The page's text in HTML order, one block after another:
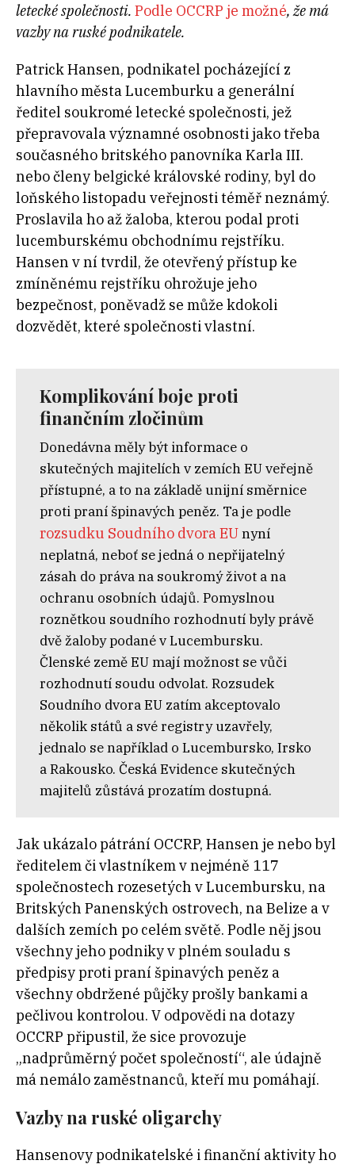
letecké společnosti. Podle OCCRP je možné, že má
vazby na ruské podnikatele.
Patrick Hansen, podnikatel pocházející z
hlavního města Lucemburku a generální
ředitel soukromé letecké společnosti, jež
přepravovala významné osobnosti jako třeba
současného britského panovníka Karla III.
nebo členy belgické královské rodiny, byl do
loňského listopadu veřejnosti téměř neznámý.
Proslavila ho až žaloba, kterou podal proti
lucemburskému obchodnímu rejstříku.
Hansen v ní tvrdil, že otevřený přístup ke
zmíněnému rejstříku ohrožuje jeho
bezpečnost, poněvadž se může kdokoli
dozvědět, které společnosti vlastní.
Komplikování boje proti
finančním zločinům
Donedávna měly být informace o
skutečných majitelích v zemích EU veřejně
přístupné, a to na základě unijní směrnice
proti praní špinavých peněz. Ta je podle
rozsudku Soudního dvora EUnyní
neplatná, neboť se jedná o nepřijatelný
zásah do práva na soukromý život a na
ochranu osobních údajů. Pomyslnou
roznětkou soudního rozhodnutí byly právě
dvě žaloby podané v Lucembursku.
Členské země EU mají možnost se vůči
rozhodnutí soudu odvolat. Rozsudek
Soudního dvora EU zatím akceptovalo
několik států a své registry uzavřely,
jednalo se například o Lucembursko, Irsko
a Rakousko. Česká Evidence skutečných
majitelů zůstává prozatím dostupná.
Jak ukázalo pátrání OCCRP, Hansen je nebo byl
ředitelem či vlastníkem v nejméně 117
společnostech rozesetých v Lucembursku, na
Britských Panenských ostrovech, na Belize a v
dalších zemích po celém světě. Podle něj jsou
všechny jeho podniky v plném souladu s
předpisy proti praní špinavých peněz a
všechny obdržené půjčky prošly bankami a
pečlivou kontrolou. V odpovědi na dotazy
OCCRP připustil, že sice provozuje
„nadprůměrný počet společností“, ale údajně
má nemálo zaměstnanců, kteří mu pomáhají.
Vazby na ruské oligarchy
Hansenovy podnikatelské i finanční aktivity ho